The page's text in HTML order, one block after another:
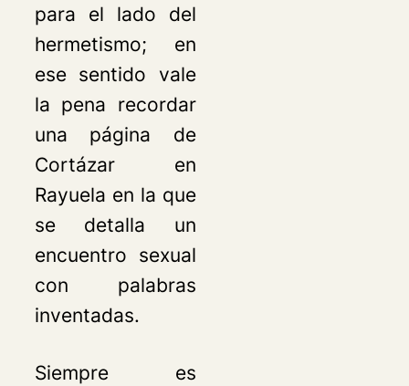
para el lado del
hermetismo; en
ese sentido vale
la pena recordar
una página de
Cortázar en
Rayuela en la que
se detalla un
encuentro sexual
con palabras
inventadas.
Siempre es